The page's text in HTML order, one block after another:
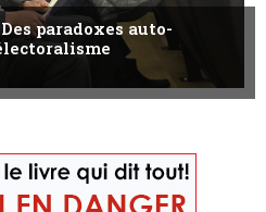
paradoxes auto-